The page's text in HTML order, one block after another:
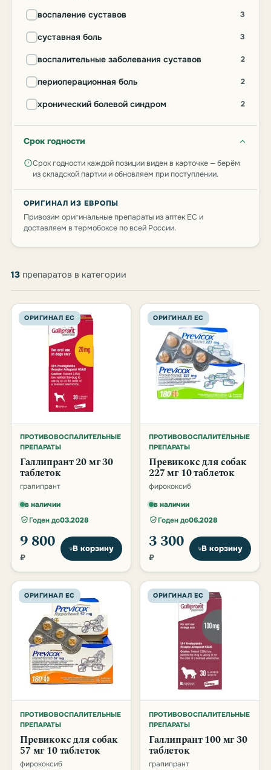
воспаление суставов 3
суставная боль 3
воспалительные заболевания суставов 2
периоперационная боль 2
хронический болевой синдром 2
Срок годности
Срок годности каждой позиции виден в карточке — берём
из складской партии и обновляем при поступлении.
ОРИГИНАЛ ИЗ ЕВРОПЫ
Привозим оригинальные препараты из аптек ЕС и
доставляем в термобоксе по всей России.
Товары категории
13 препаратов в категории
ОРИГИНАЛ ЕС
ПРОТИВОВОСПАЛИТЕЛЬНЫЕ
ПРЕПАРАТЫ
Галлипрант 20 мг 30
таблеток
грапипрант
в наличии
Годен до03.2028
9 800
₽
В корзину
ОРИГИНАЛ ЕС
ПРОТИВОВОСПАЛИТЕЛЬНЫЕ
ПРЕПАРАТЫ
Превикокс для собак
227 мг 10 таблеток
фирококсиб
в наличии
Годен до06.2028
3 300
₽
В корзину
ОРИГИНАЛ ЕС
ПРОТИВОВОСПАЛИТЕЛЬНЫЕ
ПРЕПАРАТЫ
Превикокс для собак
57 мг 10 таблеток
фирококсиб
ОРИГИНАЛ ЕС
ПРОТИВОВОСПАЛИТЕЛЬНЫЕ
ПРЕПАРАТЫ
Галлипрант 100 мг 30
таблеток
грапипрант